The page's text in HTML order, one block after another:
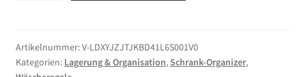
und
Trockner,
Artikelnummer:V-LDXYJZJTJKBD41L6S001V0
Kategorien: Lagerung & Organisation,Schrank-Organizer,